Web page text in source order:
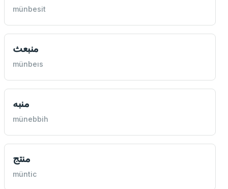
münbesit
منبعث
münbeıs
منبه
münebbih
منتج
müntic